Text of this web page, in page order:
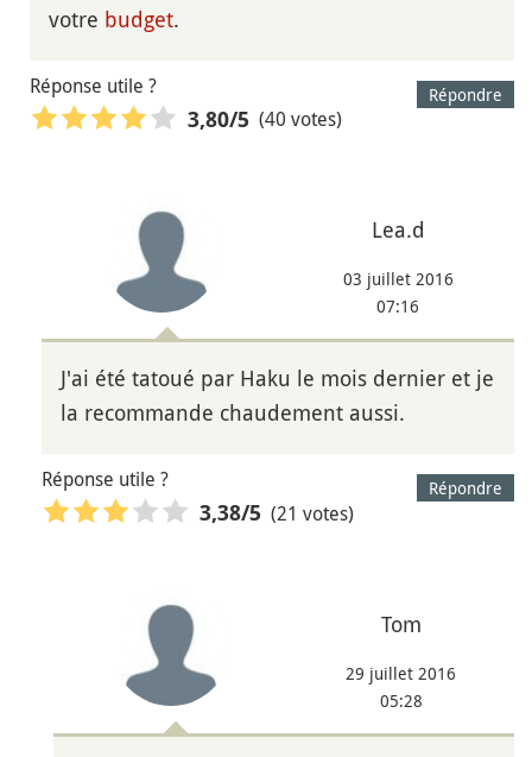
votre budget.
Répondre
Réponse utile ?
3,80/5 (40 votes)
Lea.d
03 juillet 2016
07:16
J'ai été tatoué par Haku le mois dernier et je
la recommande chaudement aussi.
Répondre
Réponse utile ?
3,38/5 (21 votes)
Tom
29 juillet 2016
05:28